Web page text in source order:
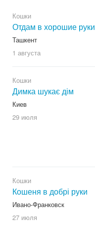
Кошки
Отдам в хорошие руки
Ташкент
1 августа
Кошки
Димка шукає дім
Киев
29 июля
Кошки
Кошеня в добрі руки
Ивано-Франковск
27 июля